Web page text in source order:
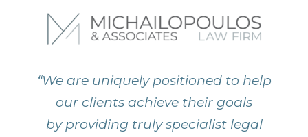
“We are uniquely positioned to help
our clients achieve their goals
by providing truly specialist legal